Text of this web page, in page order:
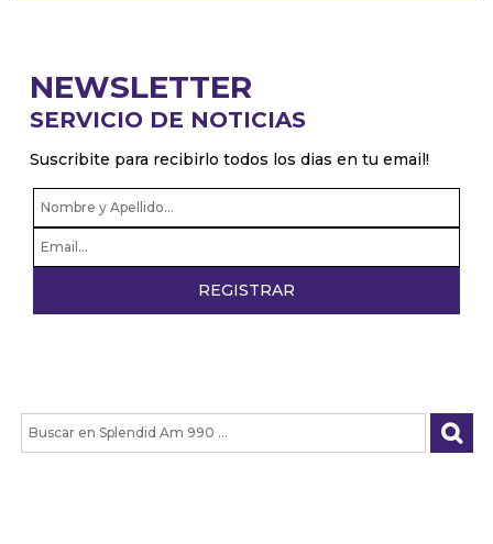
NEWSLETTER
SERVICIO DE NOTICIAS
Suscribite para recibirlo todos los dias en tu email!